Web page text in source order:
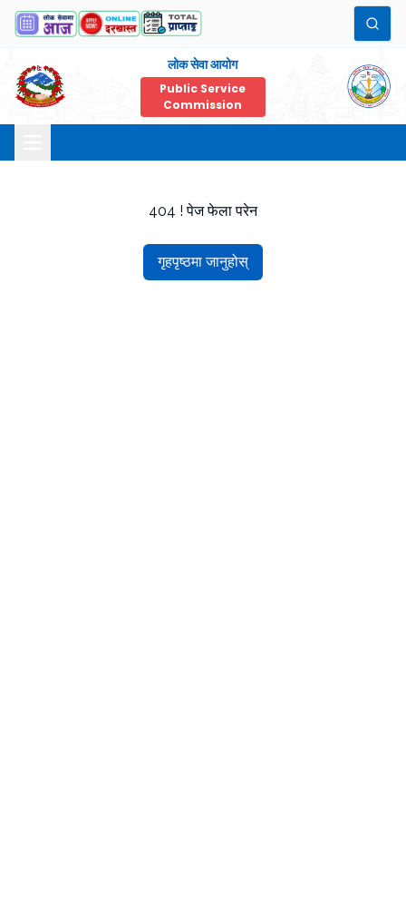
लोक सेवा आयोग
Public Service
Commission
404 ! पेज फेला परेन
गृहपृष्ठमा जानुहोस्